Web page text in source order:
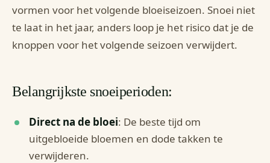
vormen voor het volgende bloeiseizoen. Snoei niet
te laat in het jaar, anders loop je het risico dat je de
knoppen voor het volgende seizoen verwijdert.
Belangrijkste snoeiperioden:
Direct na de bloei: De beste tijd om
uitgebloeide bloemen en dode takken te
verwijderen.